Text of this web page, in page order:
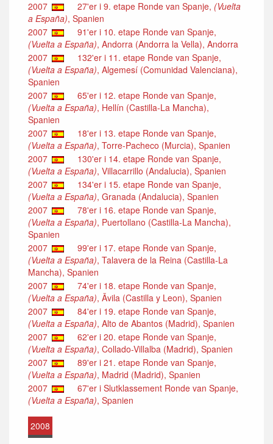
2007
27'er i 9. etape Ronde van Spanje, (Vuelta
a España), Spanien
2007
91'er i 10. etape Ronde van Spanje,
(Vuelta a España), Andorra (Andorra la Vella), Andorra
2007
132'er i 11. etape Ronde van Spanje,
(Vuelta a España), Algemesí (Comunidad Valenciana),
Spanien
2007
65'er i 12. etape Ronde van Spanje,
(Vuelta a España), Hellín (Castilla-La Mancha),
Spanien
2007
18'er i 13. etape Ronde van Spanje,
(Vuelta a España), Torre-Pacheco (Murcia), Spanien
2007
130'er i 14. etape Ronde van Spanje,
(Vuelta a España), Villacarrillo (Andalucia), Spanien
2007
134'er i 15. etape Ronde van Spanje,
(Vuelta a España), Granada (Andalucia), Spanien
2007
78'er i 16. etape Ronde van Spanje,
(Vuelta a España), Puertollano (Castilla-La Mancha),
Spanien
2007
99'er i 17. etape Ronde van Spanje,
(Vuelta a España), Talavera de la Reina (Castilla-La
Mancha), Spanien
2007
74'er i 18. etape Ronde van Spanje,
(Vuelta a España), Ãvila (Castilla y Leon), Spanien
2007
84'er i 19. etape Ronde van Spanje,
(Vuelta a España), Alto de Abantos (Madrid), Spanien
2007
62'er i 20. etape Ronde van Spanje,
(Vuelta a España), Collado-Villalba (Madrid), Spanien
2007
89'er i 21. etape Ronde van Spanje,
(Vuelta a España), Madrid (Madrid), Spanien
2007
67'er i Slutklassement Ronde van Spanje,
(Vuelta a España), Spanien
2008